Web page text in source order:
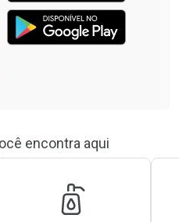
encontra aqui